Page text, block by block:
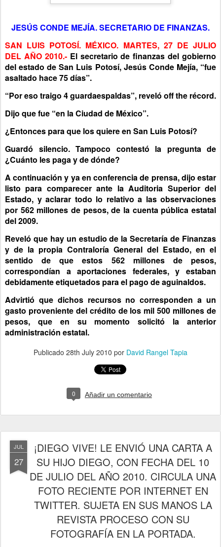
JESÚS CONDE MEJÍA. SECRETARIO DE FINANZAS.
SAN LUIS POTOSÍ. MÉXICO. MARTES, 27 DE JULIO
DEL AÑO 2010.-El secretario de finanzas del gobierno
del estado de San Luis Potosí, Jesús Conde Mejía, “fue
asaltado hace 75 días”.
“Por eso traigo 4 guardaespaldas”, reveló off the récord.
Dijo que fue “en la Ciudad de México”.
¿Entonces para que los quiere en San Luis Potosí?
Guardó silencio. Tampoco contestó la pregunta de
¿Cuánto les paga y de dónde?
A continuación y ya en conferencia de prensa, dijo estar
listo para comparecer ante la Auditoria Superior del
Estado, y aclarar todo lo relativo a las observaciones
por 562 millones de pesos, de la cuenta pública estatal
del 2009.
Reveló que hay un estudio de la Secretaría de Finanzas
y de la propia Contraloría General del Estado, en el
sentido de que estos 562 millones de pesos,
correspondían a aportaciones federales, y estaban
debidamente etiquetados para el pago de aguinaldos.
Advirtió que dichos recursos no corresponden a un
gasto proveniente del crédito de los mil 500 millones de
pesos, que en su momento solicitó la anterior
administración estatal.
Publicado 28th July 2010 por David Rangel Tapia
0 Añadir un comentario
JUL
27
¡DIEGO VIVE! LE ENVIÓ UNA CARTA A
SU HIJO DIEGO, CON FECHA DEL 10
DE JULIO DEL AÑO 2010. CIRCULA UNA
FOTO RECIENTE POR INTERNET EN
TWITTER. SUJETA EN SUS MANOS LA
REVISTA PROCESO CON SU
FOTOGRAFÍA EN LA PORTADA.